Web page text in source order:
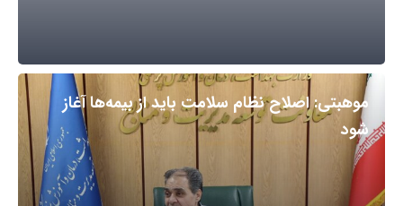
موهبتی: اصلاح نظام سلامت باید از بیمه‌ها آغاز
شود